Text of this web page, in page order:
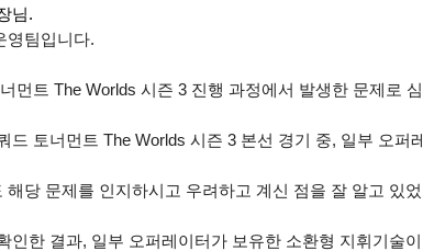
님.
영팀입니다.
먼트 The Worlds 시즌 3 진행 과정에서 발생한 문제로
드 토너먼트 The Worlds 시즌 3 본선 경기 중, 일부 오
해당 문제를 인지하시고 우려하고 계신 점을 잘 알고 있
인한 결과, 일부 오퍼레이터가 보유한 소환형 지휘기술